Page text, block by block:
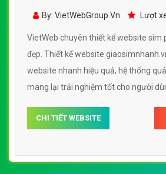
GiaoSimNhanh.Vn đẹp SEO
By: VietWebGroup.Vn Lượt
VietWeb chuyên thiết kế website sim
đẹp. Thiết kế website
website nhanh hiệu quả, hệ thống
mang lại trải nghiệm tốt cho người
CHI TIẾT WEBSITE